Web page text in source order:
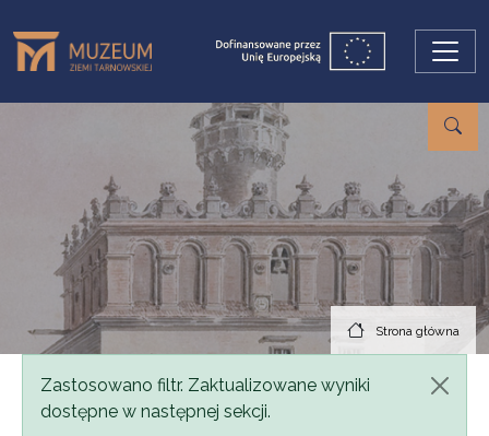
Strona główna
Komunikat
Zastosowano filtr. Zaktualizowane wyniki
dostępne w następnej sekcji.